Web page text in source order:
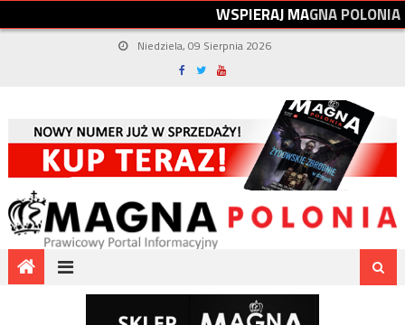
WSPIERAJMAGNAPOLONIA
Niedziela, 09 Sierpnia 2026